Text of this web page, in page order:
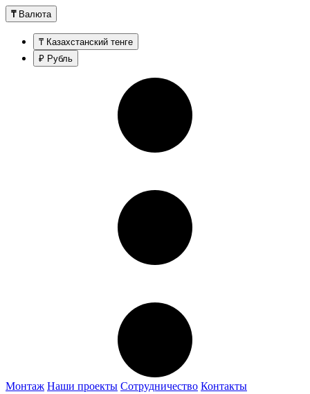
₸ Валюта
₸ Казахстанский тенге
₽ Рубль
Монтаж Наши проекты Сотрудничество Контакты